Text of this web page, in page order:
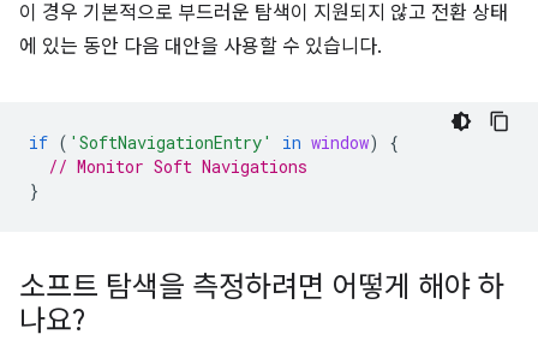
이 경우 기본적으로 부드러운 탐색이 지원되지 않고 전환 상태
에 있는 동안 다음 대안을 사용할 수 있습니다.
if ( 'SoftNavigationEntry' in window)
{
// Monitor Soft Navigations
}
소프트 탐색을 측정하려면 어떻게 해야 하
나요?